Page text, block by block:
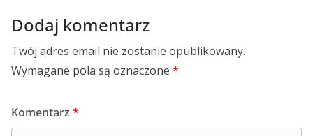
Dodaj komentarz
Twój adres email nie zostanie opublikowany.
Wymagane pola są oznaczone *
Komentarz *